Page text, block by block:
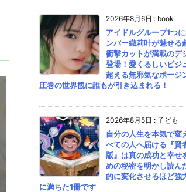
2026年8月6日 : book
アイドルグループ1つ
ンバー織莉叶が魅せる
衝撃カットが満載のデ
登場！愛くるしいビジ
超える無邪気なポージ
圧巻の世界観に誰もが引き込まれる！
2026年8月5日 : 子ども
自分の人生を本気で変
べての人へ届ける『賢
版』は真の成功と幸せ
めの秘密を明かし読ん
的に変化させるほど強
に満ちた1冊です